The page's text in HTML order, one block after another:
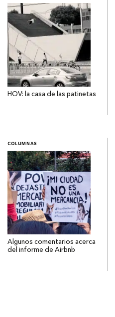
HOV: la casa de las patinetas
COLUMNAS
Algunos comentarios acerca
del informe de Airbnb